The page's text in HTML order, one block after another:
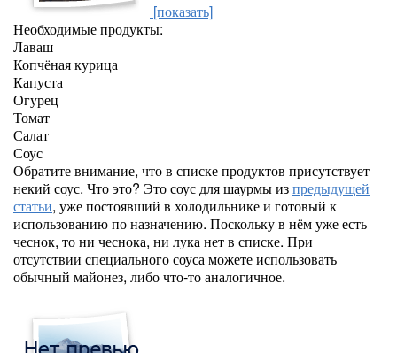
[показать]
Необходимые продукты:
Лаваш
Копчёная курица
Капуста
Огурец
Томат
Салат
Соус
Обратите внимание, что в списке продуктов присутствует
некий соус. Что это? Это соус для шаурмы изпредыдущей
статьи, уже постоявший в холодильнике и готовый к
использованию по назначению. Поскольку в нём уже есть
чеснок, то ни чеснока, ни лука нет в списке. При
отсутствии специального соуса можете использовать
обычный майонез, либо что-то аналогичное.